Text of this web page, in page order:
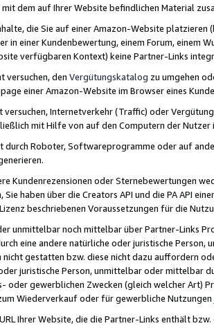
dem auf Ihrer Website befindlichen Material
die Sie auf einer Amazon-Website
in einer Kundenbewertung, einem Forum, einem
verfügbaren Kontext) keine Partner-Links
versuchen, den Vergütungskatalog zu umgehen
einer Amazon-Website im Browser eines
versuchen, Internetverkehr (Traffic) oder
mit Hilfe von auf den Computern der
durch Roboter, Softwareprogramme oder auf
Kundenrezensionen oder Sternebewertungen
Sie haben über die Creators API und die PA API
beschriebenen Voraussetzungen für die
unmittelbar noch mittelbar über Partner-Links
eine andere natürliche oder juristische
gestatten bzw. diese nicht dazu auffordern
juristische Person, unmittelbar oder mittelbar
oder gewerblichen Zwecken (gleich welcher Art)
Wiederverkauf oder für gewerbliche
Ihrer Website, die die Partner-Links enthält